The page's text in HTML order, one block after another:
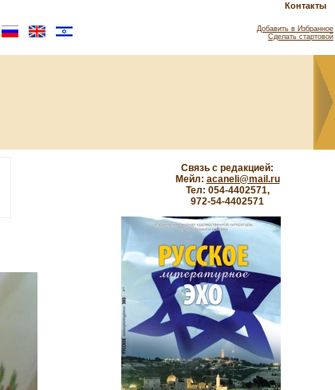
Контакты
Добавить в Избранное
Сделать стартовой
Связь с редакцией:
Мейл: acaneli@mail.ru
Тел: 054-4402571,
972-54-4402571